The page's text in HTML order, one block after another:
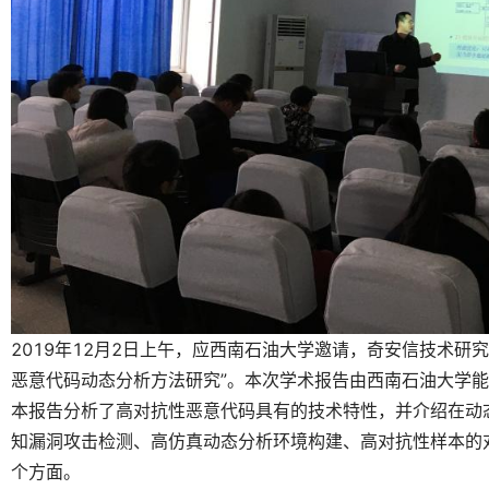
2019年12月2日上午，应西南石油大学邀请，奇安信技术研
恶意代码动态分析方法研究”。本次学术报告由西南石油大学
本报告分析了高对抗性恶意代码具有的技术特性，并介绍在
知漏洞攻击检测、高仿真动态分析环境构建、高对抗性样本
个方面。